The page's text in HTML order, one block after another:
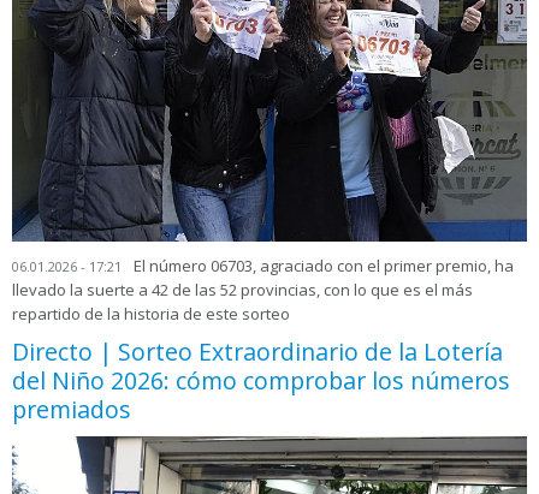
06.01.2026 - 17:21
El número 06703, agraciado con el primer premio, ha
llevado la suerte a 42 de las 52 provincias, con lo que es el más
repartido de la historia de este sorteo
Directo | Sorteo Extraordinario de la Lotería
del Niño 2026: cómo comprobar los números
premiados